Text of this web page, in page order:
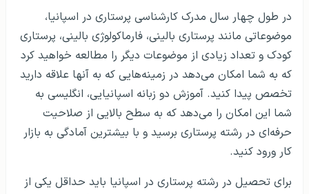
در طول چهار سال مدرک کارشناسی پرستاری در اسپانیا،
موضوعاتی مانند پرستاری بالینی، فارماکولوژی بالینی، پرستاری
کودک و تعداد زیادی از موضوعات دیگر را مطالعه خواهید کرد
که به شما امکان می‌دهد در زمینه‌هایی که به آنها علاقه دارید
تخصص پیدا کنید. آموزش دو زبانه اسپانیایی، انگلیسی به
شما این امکان را می‌دهد که به سطح بالایی از صلاحیت
حرفه‌ای در رشته پرستاری برسید و با بیشترین آمادگی به بازار
کار ورود کنید.
برای تحصیل در رشته پرستاری در اسپانیا باید حداقل یکی از